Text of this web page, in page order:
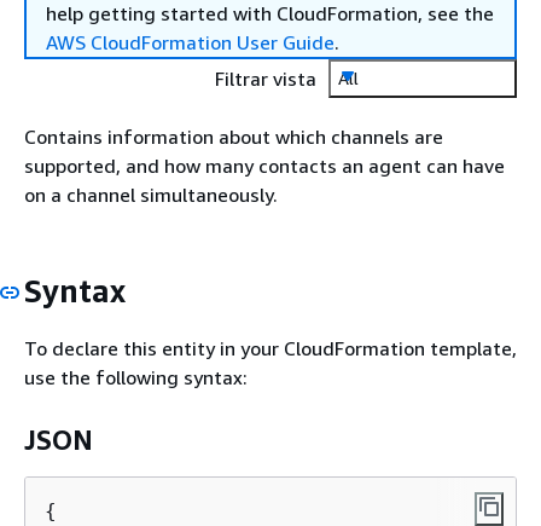
help getting started with CloudFormation, see the
AWS CloudFormation User Guide.
Filtrar vista
All
Contains information about which channels are
supported, and how many contacts an agent can have
on a channel simultaneously.
Syntax
To declare this entity in your CloudFormation template,
use the following syntax:
JSON
{